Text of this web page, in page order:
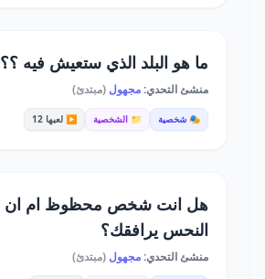
ما هو البلد الذي ستعيش فيه ؟؟
منشئ التحدي:مجهول (مبتدئ)
🎭 شخصية 📁 الشخصية ▶️ لعبها 12
هل انت شخص محظوظ ام ان
النحس يرافقك؟
منشئ التحدي:مجهول (مبتدئ)